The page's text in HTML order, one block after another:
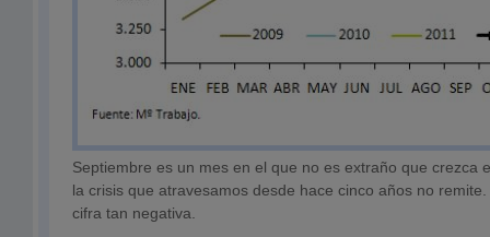
Septiembre es un mes en el que no es extraño que crezca
la crisis que atravesamos desde hace cinco años no
cifra tan negativa.